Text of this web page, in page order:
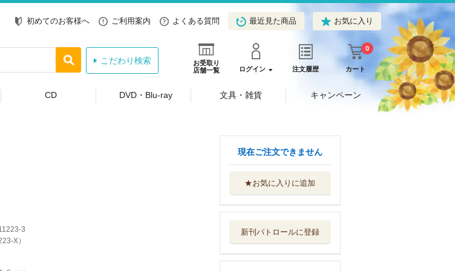
初めてのお客様へ ご利用案内 よくある質問 最近見た商品 お気に入り
お受取り
店舗一覧
ログイン 注文履歴 カート
0
こだわり検索
CD DVD・Blu-ray 文具・雑貨 キャンペーン
3
X）
現在ご注文できません
★お気に入りに追加
新刊パトロールに登録
家康がゆく 歴史
小説傑作選
山が見ていた 新
文藝春秋